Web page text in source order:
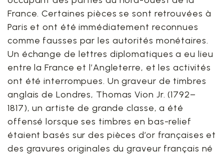
France. Certaines pièces se sont retrouvées à
Paris et ont été immédiatement reconnues
comme fausses par les autorités monétaires.
Un échange de lettres diplomatiques a eu lieu
entre la France et l’Angleterre, et les activités
ont été interrompues. Un graveur de timbres
anglais de Londres, Thomas Vion Jr. (1792–
1817), un artiste de grande classe, a été
offensé lorsque ses timbres en bas-relief
étaient basés sur des pièces d’or françaises et
des gravures originales du graveur français né